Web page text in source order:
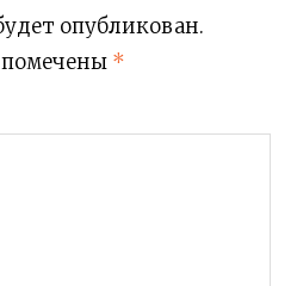
опубликован.
*